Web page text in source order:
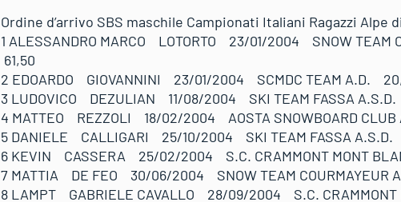
Ordine d’arrivo SBS maschile Campionati Italiani
1 ALESSANDRO MARCO LOTORTO 23/01/2004 SNOW
61,50
2 EDOARDO GIOVANNINI 23/01/2004 SCMDC TEAM A.D.
3 LUDOVICO DEZULIAN 11/08/2004 SKI TEAM FASSA
4 MATTEO REZZOLI 18/02/2004 AOSTA SNOWBOARD
5 DANIELE CALLIGARI 25/10/2004 SKI TEAM FASSA
6 KEVIN CASSERA 25/02/2004 S.C. CRAMMONT MONT
7 MATTIA DE FEO 30/06/2004 SNOW TEAM
8 LAMPT GABRIELE CAVALLO 28/09/2004 S.C.